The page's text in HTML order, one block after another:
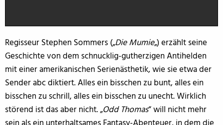
Regisseur Stephen Sommers („Die Mumie„) erzählt seine
Geschichte von dem schnucklig-gutherzigen Antihelden
mit einer amerikanischen Serienästhetik, wie sie etwa der
Sender abc diktiert. Alles ein bisschen zu bunt, alles ein
bisschen zu schrill, alles ein bisschen zu unecht. Wirklich
störend ist das aber nicht. „Odd Thomas“ will nicht mehr